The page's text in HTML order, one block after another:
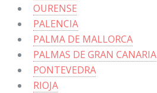
OURENSE
PALENCIA
PALMA DE MALLORCA
PALMAS DE GRAN CANARIA
PONTEVEDRA
RIOJA